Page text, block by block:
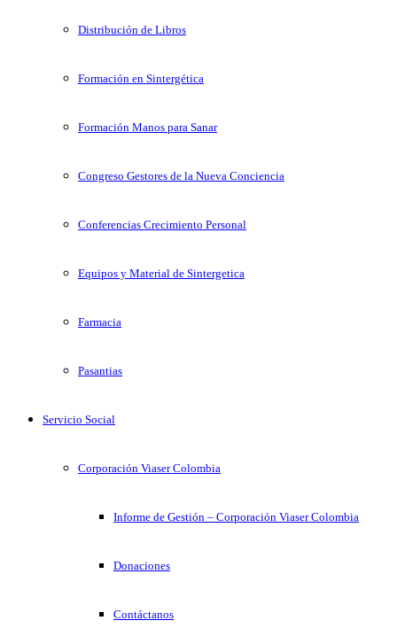
Distribución de Libros
Formación en Sintergética
Formación Manos para Sanar
Congreso Gestores de la Nueva Conciencia
Conferencias Crecimiento Personal
Equipos y Material de Sintergetica
Farmacia
Pasantias
Servicio Social
Corporación Viaser Colombia
Informe de Gestión – Corporación Viaser Colombia
Donaciones
Contáctanos